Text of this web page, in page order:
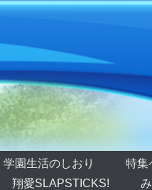
学園生活のしおり 特集
翔愛SLAPSTICKS!